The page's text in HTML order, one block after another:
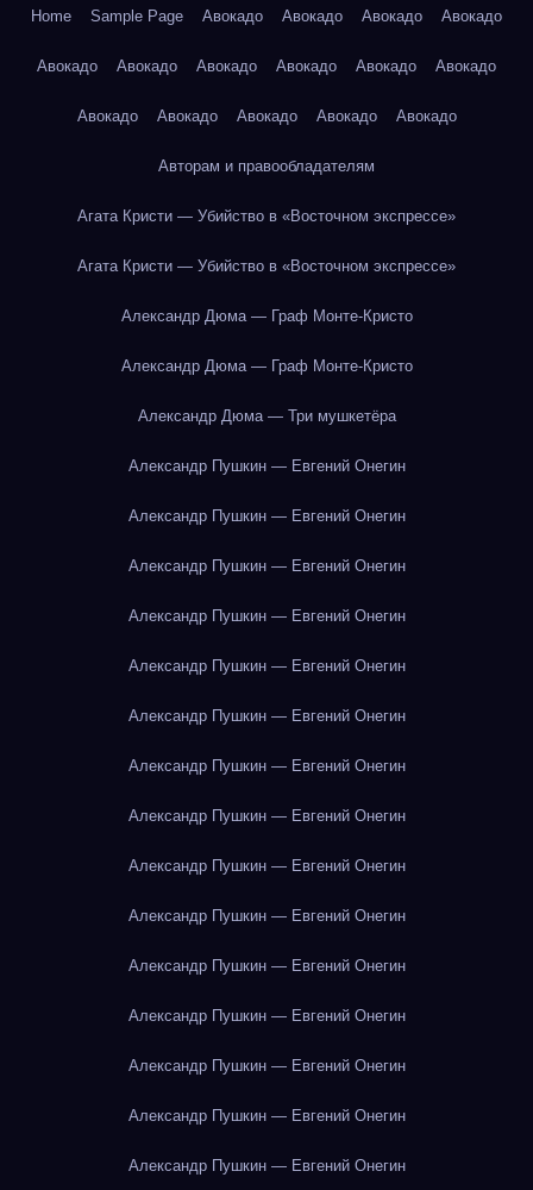
Home Sample Page Авокадо Авокадо Авокадо Авокадо
Авокадо Авокадо Авокадо Авокадо Авокадо Авокадо
Авокадо Авокадо Авокадо Авокадо Авокадо
Авторам и правообладателям
Агата Кристи — Убийство в «Восточном экспрессе»
Агата Кристи — Убийство в «Восточном экспрессе»
Александр Дюма — Граф Монте-Кристо
Александр Дюма — Граф Монте-Кристо
Александр Дюма — Три мушкетёра
Александр Пушкин — Евгений Онегин
Александр Пушкин — Евгений Онегин
Александр Пушкин — Евгений Онегин
Александр Пушкин — Евгений Онегин
Александр Пушкин — Евгений Онегин
Александр Пушкин — Евгений Онегин
Александр Пушкин — Евгений Онегин
Александр Пушкин — Евгений Онегин
Александр Пушкин — Евгений Онегин
Александр Пушкин — Евгений Онегин
Александр Пушкин — Евгений Онегин
Александр Пушкин — Евгений Онегин
Александр Пушкин — Евгений Онегин
Александр Пушкин — Евгений Онегин
Александр Пушкин — Евгений Онегин